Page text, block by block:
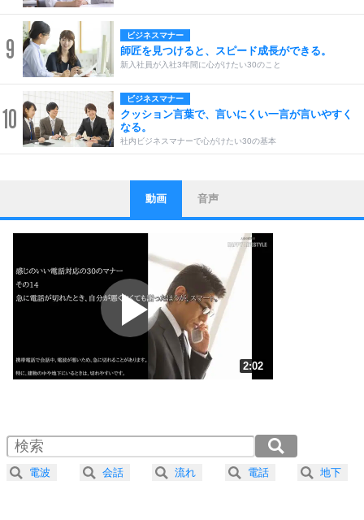
9 ビジネスマナー
師匠を見つけると、スピード成長ができる。
新入社員が入社3年間に心がけたい30のこと
10
ビジネスマナー
クッション言葉で、言いにくい一言が言いやすく
なる。
社内ビジネスマナーで心がけたい30の基本
1
ストレス対策
他人と比べない。
いっそのこと、他人を見ない。
いらいらしない人になる30の方法
プラス思考
ポジティブになれない原因は、行動しないから。
ポジティブ思考になる30の方法
ストレス対策
人生、なんとかなるもの。
気楽に生きる30の方法
4 器の大きい人は、怒りを優しさで表現する。
プラス思考
動画 音声
2:02
2.0倍速 （240KB 1分1秒）
2.5倍速 （192KB 49秒）
3.0倍速 （160KB 40秒）
電波 会話 流れ 電話 地下